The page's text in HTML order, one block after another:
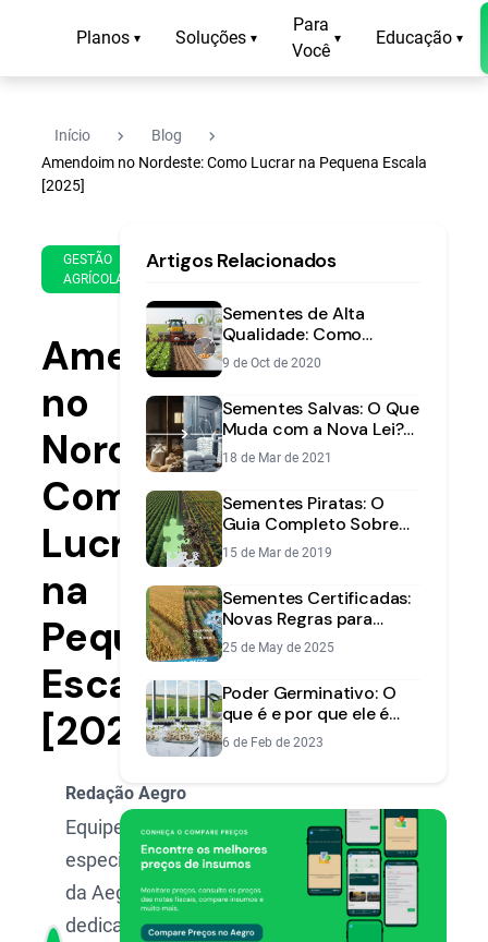
Planos ▾ Soluções ▾
Para
Você
▾ Educação ▾
Início navigate_next Blog navigate_next
Amendoim no Nordeste: Como Lucrar na Pequena Escala
[2025]
GESTÃO
AGRÍCOLA
Apr
2025
min
leitura
Amendoim
no
Nordeste:
Como
Lucrar
na
Pequena
Escala
[2025]
Redação Aegro
Equipe de
especialistas
da Aegro,
dedicada a
Artigos Relacionados
Sementes de Alta
Qualidade: Como
Garantir o Sucesso da
Lavoura
9 de Oct de 2020
Sementes Salvas: O Que
Muda com a Nova Lei?
Guia Completo para o
Produtor
18 de Mar de 2021
Sementes Piratas: O
Guia Completo Sobre
Riscos e Como Evitar
Prejuízos
15 de Mar de 2019
Sementes Certificadas:
Novas Regras para
Proteger sua Lavoura
25 de May de 2025
Poder Germinativo: O
que é e por que ele é
crucial para sua
lavoura?
6 de Feb de 2023